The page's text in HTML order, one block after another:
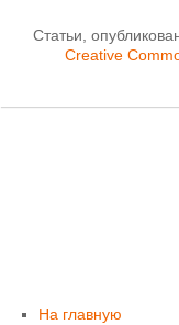
Статьи,
Creative
На главную